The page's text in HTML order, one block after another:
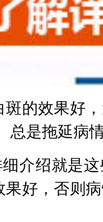
的效果好，
是拖延病
绍就是这
好，否则